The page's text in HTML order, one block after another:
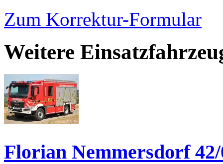
Zum Korrektur-Formular
Weitere
Florian Nemmersdorf